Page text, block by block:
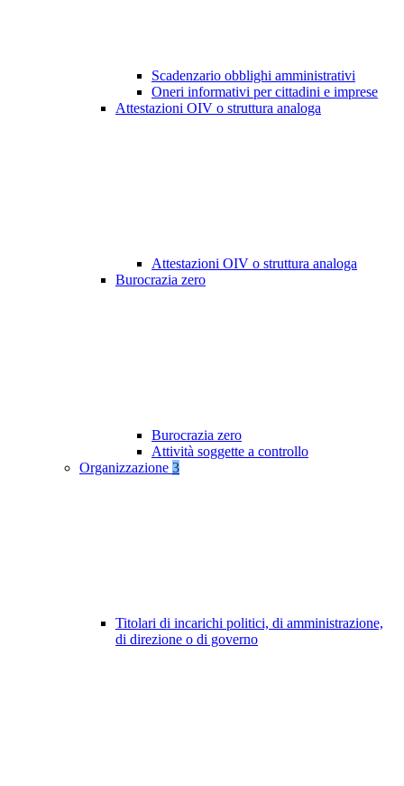
Scadenzario obblighi amministrativi
Oneri informativi per cittadini e imprese
Attestazioni OIV o struttura analoga
Attestazioni OIV o struttura analoga
Burocrazia zero
Burocrazia zero
Attività soggette a controllo
Organizzazione 3
Titolari di incarichi politici, di amministrazione,
di direzione o di governo